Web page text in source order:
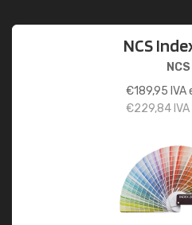
NCS
NCS
€189,95
€229,84